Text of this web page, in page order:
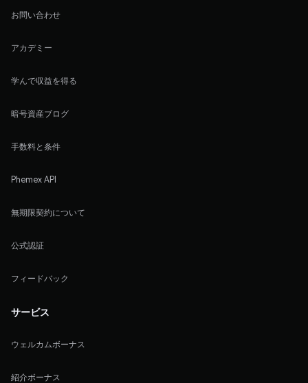
お問い合わせ
アカデミー
学んで収益を得る
暗号資産ブログ
手数料と条件
Phemex API
無期限契約について
公式認証
フィードバック
サービス
ウェルカムボーナス
紹介ボーナス